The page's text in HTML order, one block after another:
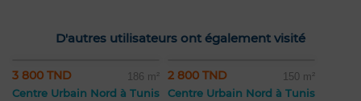
D'autres utilisateurs ont également visité
3 800 TND 186 m²
Centre Urbain Nord à Tunis
2 800 TND 150 m²
Centre Urbain Nord à Tunis